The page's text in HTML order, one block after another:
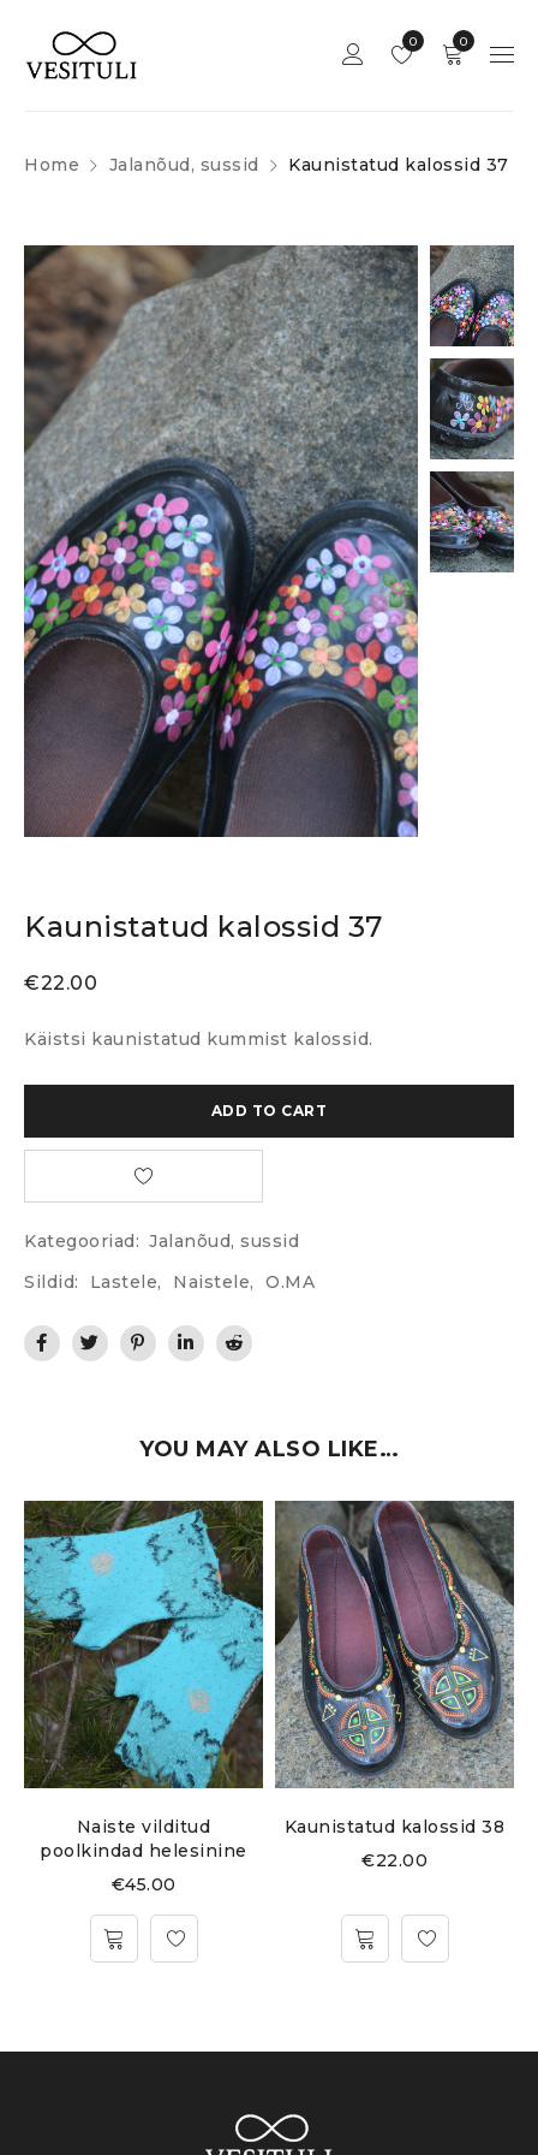
0
0
Home Jalanõud, sussid Kaunistatud kalossid 37
Kaunistatud kalossid 37
€22.00
Käistsi kaunistatud kummist kalossid.
ADD TO CART
Kategooriad: Jalanõud, sussid
Sildid:
Lastele, Naistele, O.MA
YOU MAY ALSO LIKE…
Naiste vilditud
poolkindad helesinine
€45.00
Kaunistatud kalossid 38
€22.00